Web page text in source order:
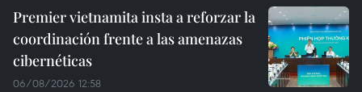
Premier vietnamita insta a reforzar la
coordinación frente a las amenazas
cibernéticas
06/08/2026 12:58